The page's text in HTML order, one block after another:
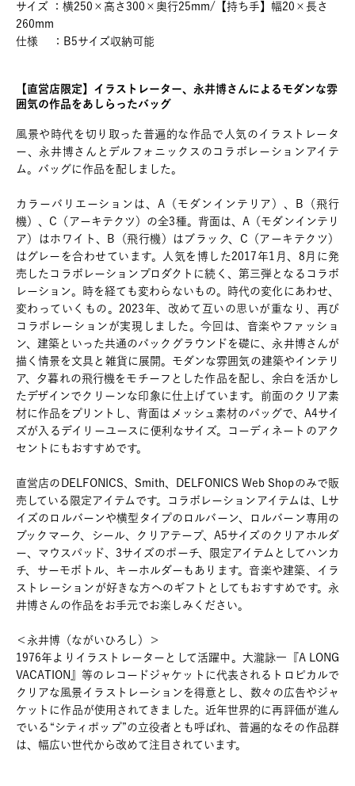
サイズ ：横250×高さ300×奥行25mm/【持ち手】幅20×長さ
260mm
仕様 ：B5サイズ収納可能
【直営店限定】イラストレーター、永井博さんによるモダンな雰
囲気の作品をあしらったバッグ
風景や時代を切り取った普遍的な作品で人気のイラストレータ
ー、永井博さんとデルフォニックスのコラボレーションアイテ
ム。バッグに作品を配しました。
カラーバリエーションは、A（モダンインテリア）、B（飛行
機）、C（アーキテクツ）の全3種。背面は、A（モダンインテリ
ア）はホワイト、B（飛行機）はブラック、C（アーキテクツ）
はグレーを合わせています。人気を博した2017年1月、8月に発
売したコラボレーションプロダクトに続く、第三弾となるコラボ
レーション。時を経ても変わらないもの。時代の変化にあわせ、
変わっていくもの。2023年、改めて互いの思いが重なり、再び
コラボレーションが実現しました。今回は、音楽やファッショ
ン、建築といった共通のバックグラウンドを礎に、永井博さんが
描く情景を文具と雑貨に展開。モダンな雰囲気の建築やインテリ
ア、夕暮れの飛行機をモチーフとした作品を配し、余白を活かし
たデザインでクリーンな印象に仕上げています。前面のクリア素
材に作品をプリントし、背面はメッシュ素材のバッグで、A4サイ
ズが入るデイリーユースに便利なサイズ。コーディネートのアク
セントにもおすすめです。
直営店のDELFONICS、Smith、DELFONICS Web Shopのみで販
売している限定アイテムです。コラボレーションアイテムは、Lサ
イズのロルバーンや横型タイプのロルバーン、ロルバーン専用の
ブックマーク、シール、クリアテープ、A5サイズのクリアホルダ
ー、マウスパッド、3サイズのポーチ、限定アイテムとしてハンカ
チ、サーモボトル、キーホルダーもあります。音楽や建築、イラ
ストレーションが好きな方へのギフトとしてもおすすめです。永
井博さんの作品をお手元でお楽しみください。
＜永井博（ながいひろし）＞
1976年よりイラストレーターとして活躍中。大瀧詠一『A LONG
VACATION』等のレコードジャケットに代表されるトロピカルで
クリアな風景イラストレーションを得意とし、数々の広告やジャ
ケットに作品が使用されてきました。近年世界的に再評価が進ん
でいる“シティポップ”の立役者とも呼ばれ、普遍的なその作品群
は、幅広い世代から改めて注目されています。